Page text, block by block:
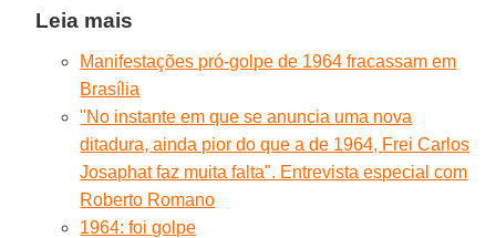
Leia mais
Manifestações pró-golpe de 1964 fracassam em
Brasília
"No instante em que se anuncia uma nova
ditadura, ainda pior do que a de 1964, Frei Carlos
Josaphat faz muita falta". Entrevista especial com
Roberto Romano
1964: foi golpe